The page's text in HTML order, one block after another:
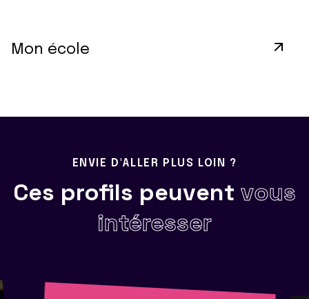
Mon école
ENVIE D'ALLER PLUS LOIN ?
Ces profils peuvent vous
intéresser